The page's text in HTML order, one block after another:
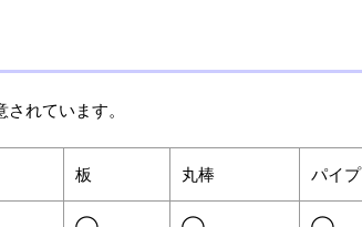
れています。
板 丸棒 パイプ